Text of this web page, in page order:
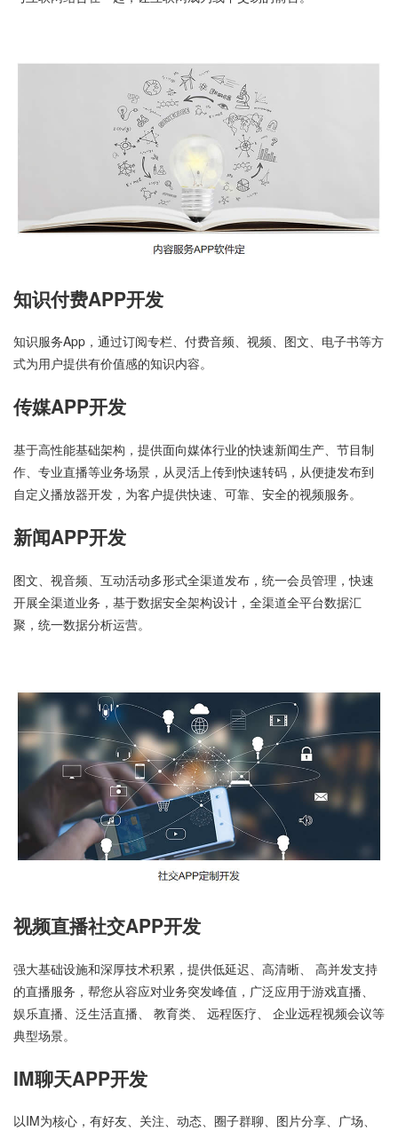
知识付费APP开发
知识服务App，通过订阅专栏、付费音频、视频、图文、电子书等方
式为用户提供有价值感的知识内容。
传媒APP开发
基于高性能基础架构，提供面向媒体行业的快速新闻生产、节目制
作、专业直播等业务场景，从灵活上传到快速转码，从便捷发布到
自定义播放器开发，为客户提供快速、可靠、安全的视频服务。
新闻APP开发
图文、视音频、互动活动多形式全渠道发布，统一会员管理，快速
开展全渠道业务，基于数据安全架构设计，全渠道全平台数据汇
聚，统一数据分析运营。
视频直播社交APP开发
强大基础设施和深厚技术积累，提供低延迟、高清晰、 高并发支持
的直播服务，帮您从容应对业务突发峰值，广泛应用于游戏直播、
娱乐直播、泛生活直播、 教育类、 远程医疗、 企业远程视频会议等
典型场景。
IM聊天APP开发
以IM为核心，有好友、关注、动态、圈子群聊、图片分享、广场、